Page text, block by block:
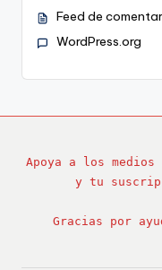
Feed de
WordPress.org
Apoya a los
y tu
Gracias por